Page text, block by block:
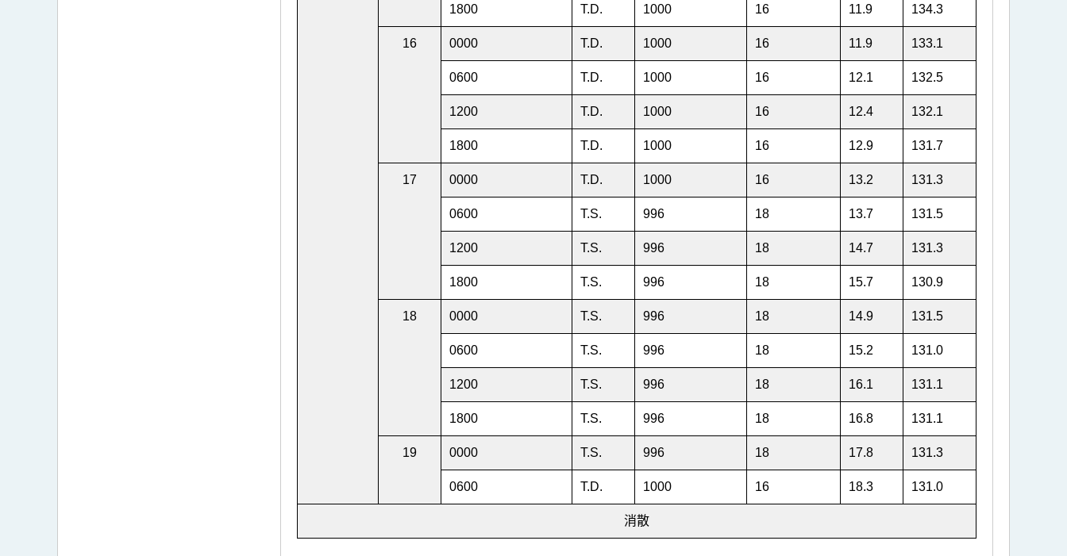
1800 T.D. 1000 16 11.9 134.3
16 0000 T.D. 1000 16 11.9 133.1
0600 T.D. 1000 16 12.1 132.5
1200 T.D. 1000 16 12.4 132.1
1800 T.D. 1000 16 12.9 131.7
17 0000 T.D. 1000 16 13.2 131.3
0600 T.S. 996 18 13.7 131.5
1200 T.S. 996 18 14.7 131.3
1800 T.S. 996 18 15.7 130.9
18 0000 T.S. 996 18 14.9 131.5
0600 T.S. 996 18 15.2 131.0
1200 T.S. 996 18 16.1 131.1
1800 T.S. 996 18 16.8 131.1
19 0000 T.S. 996 18 17.8 131.3
0600 T.D. 1000 16 18.3 131.0
消散